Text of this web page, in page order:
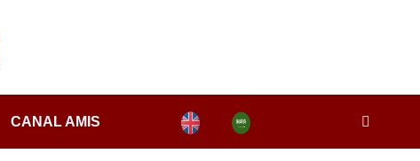
CANAL AMIS